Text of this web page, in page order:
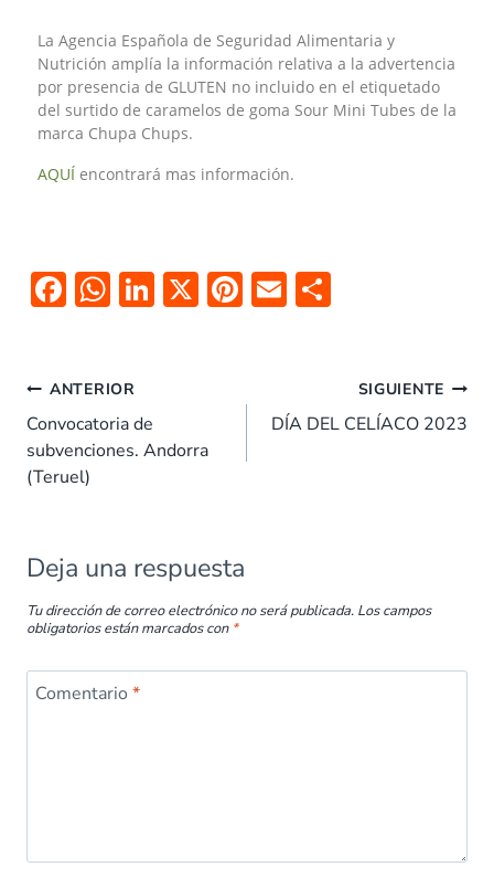
La Agencia Española de Seguridad Alimentaria y
Nutrición amplía la información relativa a la advertencia
por presencia de GLUTEN no incluido en el etiquetado
del surtido de caramelos de goma Sour Mini Tubes de la
marca Chupa Chups.
AQUÍ encontrará mas información.
F
b
o
o
W
s
A
p
Li
dI
n
X Pi
es
E
ar
ANTERIOR
Convocatoria de
subvenciones. Andorra
(Teruel)
SIGUIENTE
DÍA DEL CELÍACO 2023
Deja una respuesta
Tu dirección de correo electrónico no será publicada. Los campos
obligatorios están marcados con *
Comentario *